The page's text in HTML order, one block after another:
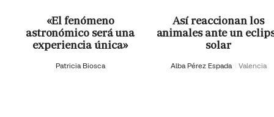
«El fenómeno
astronómico será una
experiencia única»
Patricia Biosca
Así reaccionan los
animales ante un
solar
Alba Pérez Espada Valencia